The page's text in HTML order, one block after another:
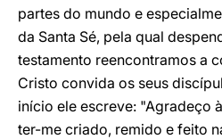
partes do mundo e
da Santa Sé, pela qual
testamento reencontramos a
Cristo convida os seus
início ele escreve: "Agradeço
ter-me criado, remido e feito